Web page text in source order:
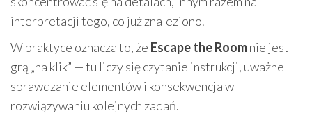
interpretacji tego, co już znaleziono.
W praktyce oznacza to, że Escape the Roomnie jest
grą „na klik” — tu liczy się czytanie instrukcji, uważne
sprawdzanie elementów i konsekwencja w
rozwiązywaniu kolejnych zadań.